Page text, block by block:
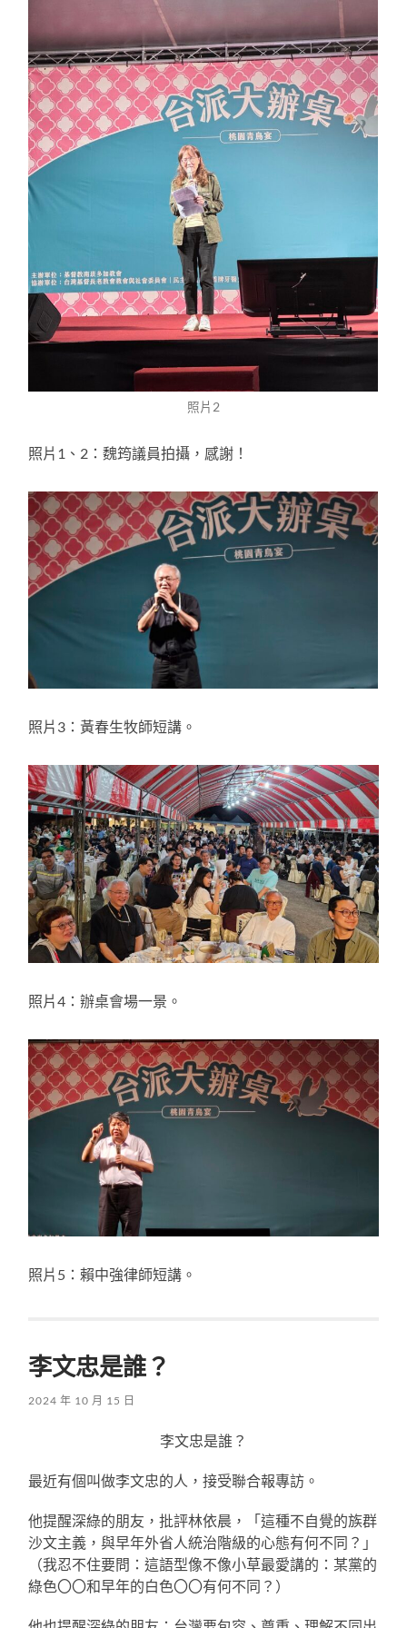
照片2
照片1、2：魏筠議員拍攝，感謝！
照片3：黃春生牧師短講。
照片4：辦桌會場一景。
照片5：賴中強律師短講。
李文忠是誰？
2024 年 10 月 15 日
李文忠是誰？
最近有個叫做李文忠的人，接受聯合報專訪。
他提醒深綠的朋友，批評林依晨，「這種不自覺的族群
沙文主義，與早年外省人統治階級的心態有何不同？」
（我忍不住要問：這語型像不像小草最愛講的：某黨的
綠色〇〇和早年的白色〇〇有何不同？）